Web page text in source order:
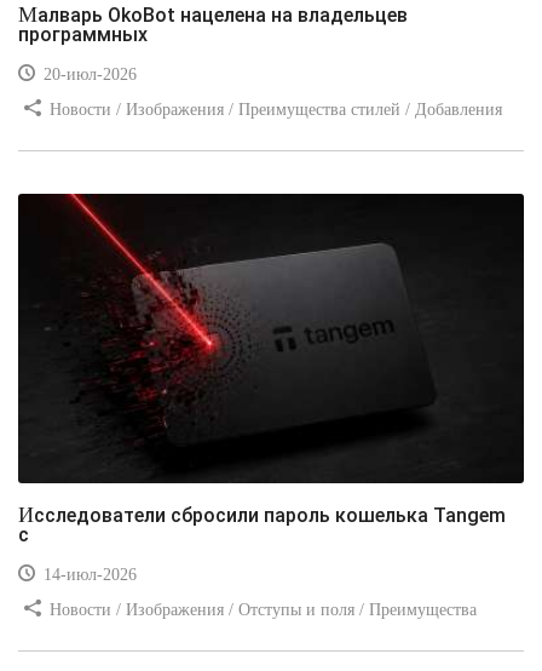
Малварь OkoBot нацелена на владельцев
программных
20-июл-2026
Новости / Изображения / Преимущества стилей / Добавления
Исследователи сбросили пароль кошелька Tangem
с
14-июл-2026
Новости / Изображения / Отступы и поля / Преимущества